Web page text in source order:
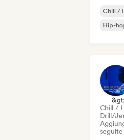
Chill /
Hip-
Chill /
Drill/
seguite